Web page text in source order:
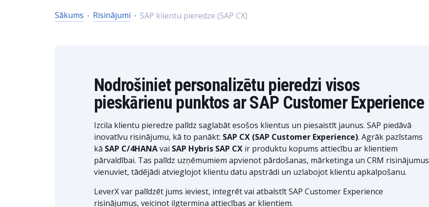
Sākums Risinājumi SAP klientu pieredze (SAP CX)
Nodrošiniet personalizētu pieredzi visos
pieskārienu punktos ar SAP Customer Experience
Izcila klientu pieredze palīdz saglabāt esošos klientus un piesaistīt jaunus. SAP piedāvā
inovatīvu risinājumu, kā to panākt: SAP CX (SAP Customer Experience). Agrāk pazīstams
kā SAP C/4HANAvai SAP Hybris SAP CX ir produktu kopums attiecību ar klientiem
pārvaldībai. Tas palīdz uzņēmumiem apvienot pārdošanas, mārketinga un CRM risinājumus
vienuviet, tādējādi atvieglojot klientu datu apstrādi un uzlabojot klientu apkalpošanu.
LeverX var palīdzēt jums ieviest, integrēt vai atbalstīt SAP Customer Experience
risinājumus, veicinot ilgtermiņa attiecības ar klientiem.